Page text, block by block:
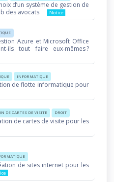
d’un système de gestion de
des avocats
Notice
Azure et Microsoft Office
ils tout faire eux-mêmes ?
INFORMATIQUE
de flotte informatique pour
DE CARTES DE VISITE DROIT
de cartes de visite pour les
de sites internet pour les